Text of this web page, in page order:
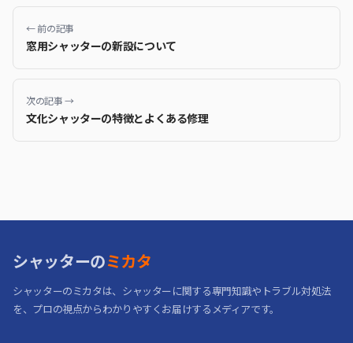
← 前の記事
窓用シャッターの新設について
次の記事 →
文化シャッターの特徴とよくある修理
シャッターのミカタ
シャッターのミカタは、シャッターに関する専門知識やトラブル対処法
を、プロの視点からわかりやすくお届けするメディアです。